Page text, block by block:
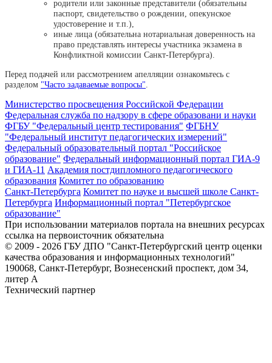
родители или законные представители (обязательны
паспорт, свидетельство о рождении, опекунское
удостоверение и т.п.),
иные лица (обязательна нотариальная доверенность на
право представлять интересы участника экзамена в
Конфликтной комиссии Санкт-Петербурга).
Перед подачей или рассмотрением апелляции ознакомьтесь с
разделом "Часто задаваемые вопросы"
Министерство просвещения Российской Федерации
Федеральная служба по надзору в сфере образовани и науки
ФГБУ "Федеральный центр тестирования" ФГБНУ
"Федеральный институт педагогических измерений"
Федеральный образовательный портал "Российское
образование" Федеральный информационный портал ГИА-9
и ГИА-11 Академия постдипломного педагогического
образования Комитет по образованию
Санкт-Петербурга Комитет по науке и высшей школе Санкт-
Петербурга Информационный портал "Петербургское
образование"
При использовании материалов портала на внешних ресурсах
ссылка на первоисточник обязательна
© 2009 - 2026 ГБУ ДПО "Санкт-Петербургский центр оценки
качества образования и информационных технологий"
190068, Санкт-Петербург, Вознесенский проспект, дом 34,
литер А
Технический партнер